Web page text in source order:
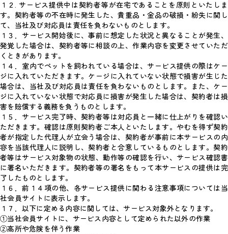
１２. サービス提供中は契約者等が在宅であることを原則といたしま
す。契約者等の不在時に発生した、貴重品・金品の破損・紛失に関し
て、当社及び対応員は責任を負わないものとします。
１３．サービス開始後に、事前に想定した状況と異なることが発生、
発覚した場合は、契約者等に相談の上、作業内容を変更させていただ
くときがあります。
１４．室内でペットを飼われている場合は、サービス提供の際はケー
ジに入れていただきます。ケージに入れていない状態で損害が生じた
場合は、当社及び対応員は責任を負わないものとします。また、ケー
ジに入れていない状態で対応員に損害が発生した場合は、契約者は損
害を賠償する義務を負うものとします。
１５．サービス完了時、契約者等は対応員と一緒に仕上がりを確認い
ただきます。確認は原則契約者ご本人といたします。やむを得ず契約
者が指定した代理人が立会う場合は、契約者が事前に本サービスの内
容を当該代理人に説明し、契約者と合意しているものとします。契約
者等はサービス対象物の状態、動作等の確認を行い、サービス確認書
に署名いただきます。契約者等の署名をもって本サービスの提供は完
了したものとします。
１６．前１４項の他、各サービス提供に関わる注意事項については当
社会員サイトに表示します。
１７．以下に定める内容に関しては、サービス対象外となります。
①当社会員サイトに、サービス内容として定められた以外の作業
②高所や危険を伴う作業